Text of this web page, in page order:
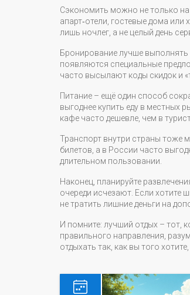
Сэкономить можно не только на
апарт‑отели, гостевые дома
лишь ночлег, а не целый день
Бронирование лучше выполнять
появляются специальные
часто высылают коды скидок и
Питание – ещё один способ
выгоднее купить еду в местных
кафе часто дешевле, чем в
Транспорт внутри страны тоже
билетов, а в России часто
длительном пользовании.
Наконец, планируйте
очереди исчезают. Если хотите
не тратить лишние деньги на
И помните: лучший отдых – тот,
правильного направления,
отдыхать так, как вы того